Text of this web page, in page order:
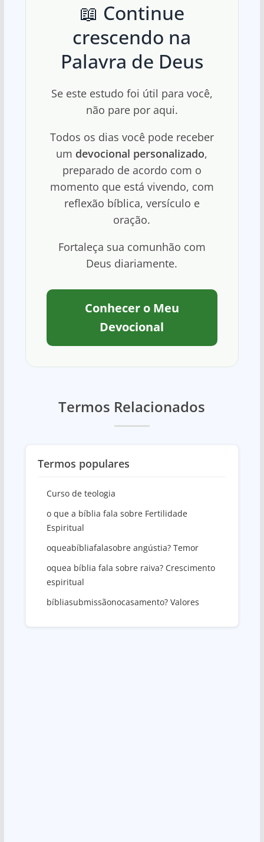
📖 Continue
crescendo na
Palavra de Deus
Se este estudo foi útil para você,
não pare por aqui.
Todos os dias você pode receber
um devocional personalizado,
preparado de acordo com o
momento que está vivendo, com
reflexão bíblica, versículo e
oração.
Fortaleça sua comunhão com
Deus diariamente.
Conhecer o Meu
Devocional
Termos Relacionados
Termos populares
Curso de teologia
o que a bíblia fala sobre Fertilidade
Espiritual
oqueabíbliafalasobre angústia? Temor
oquea bíblia fala sobre raiva? Crescimento
espiritual
bíbliasubmissãonocasamento? Valores